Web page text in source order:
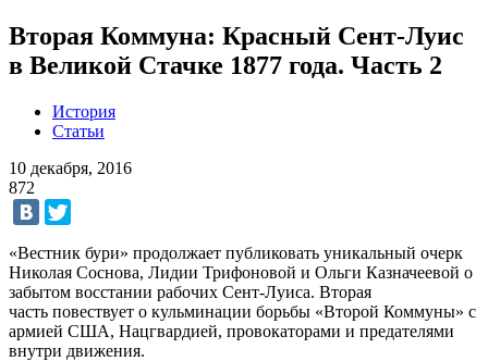
Вторая Коммуна: Красный Сент-Луис
в Великой Стачке 1877 года. Часть 2
История
Статьи
10 декабря, 2016
872
«Вестник бури» продолжает публиковать уникальный очерк
Николая Соснова, Лидии Трифоновой и Ольги Казначеевой о
забытом восстании рабочих Сент-Луиса. Вторая
часть повествует о кульминации борьбы «Второй Коммуны» с
армией США, Нацгвардией, провокаторами и предателями
внутри движения.